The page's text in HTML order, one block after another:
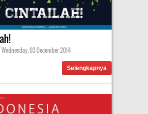
Wednesday, 03 December 2014
Selengkapnya